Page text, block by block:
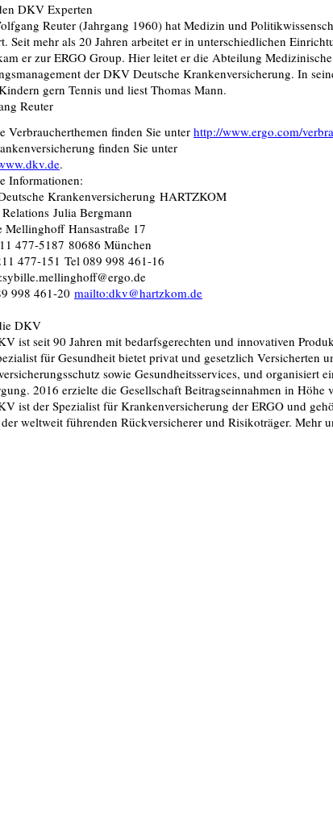
DKV Experten
Reuter (Jahrgang 1960) hat Medizin und
Seit mehr als 20 Jahren arbeitet er in unterschiedlichen
er zur ERGO Group. Hier leitet er die Abteilung
der DKV Deutsche Krankenversicherung. In
gern Tennis und liest Thomas Mann.
Reuter
Verbraucherthemen finden Sie unter http://www.ergo.com/
finden Sie unter
.
Informationen:
Krankenversicherung HARTZKOM
Julia Bergmann
Mellinghoff Hansastraße 17
477-5187 80686 München
477-151 Tel 089 998 461-16
998 461-20 mailto:dkv@hartzkom.de
DKV
ist seit 90 Jahren mit bedarfsgerechten und innovativen
für Gesundheit bietet privat und gesetzlich Versicherten
sowie Gesundheitsservices, und organisiert
2016 erzielte die Gesellschaft Beitragseinnahmen in Höhe
ist der Spezialist für Krankenversicherung der ERGO und
weltweit führenden Rückversicherer und Risikoträger. Mehr